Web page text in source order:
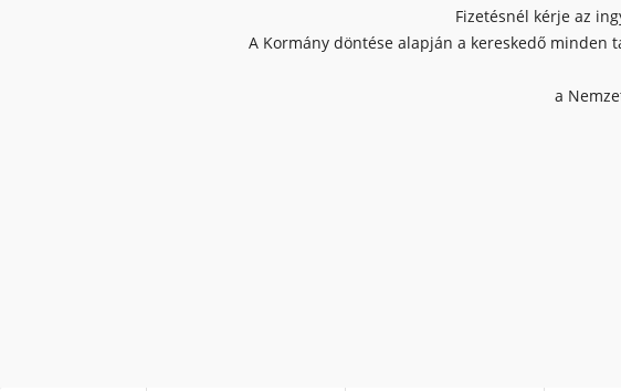
Fizetésnél kérje az
A Kormány döntése alapján a kereskedő
a